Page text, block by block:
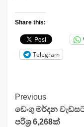
Share this:
Telegram
Continue
Reading
Previous
ඩෙංගු මර්දන
පරිශ්‍ර 6,268ක්